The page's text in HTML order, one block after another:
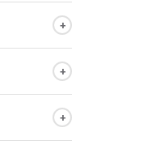
+
+
+